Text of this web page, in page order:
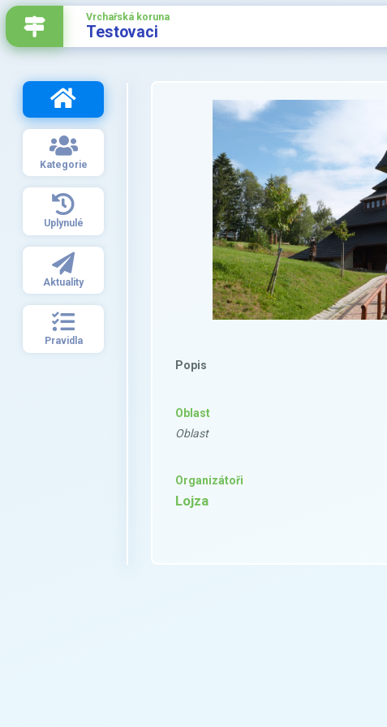
Vrchařská koruna
Testovaci
Kategorie
Uplynulé
Aktuality
Pravidla
Popis
Oblast
Oblast
Organizátoři
Lojza